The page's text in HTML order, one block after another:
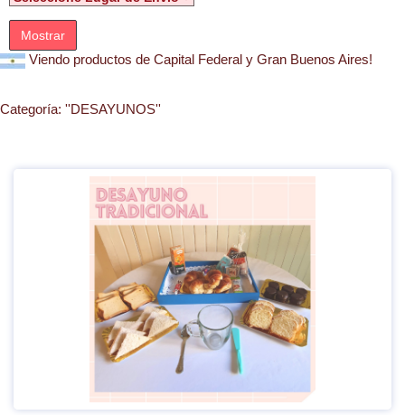
Mostrar
Viendo productos de Capital Federal y Gran Buenos Aires!
Categoría: ''DESAYUNOS''